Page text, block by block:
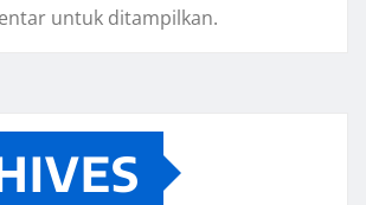
untuk ditampilkan.